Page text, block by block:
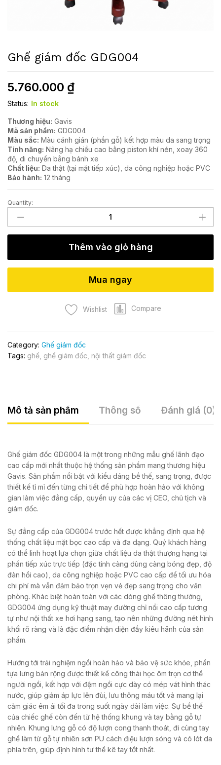
Ghế giám đốc GDG004
5.760.000 ₫
Status: In stock
Thương hiệu: Gavis
Mã sản phẩm: GDG004
Màu sắc: Màu cánh gián (phần gỗ) kết hợp màu da sang trọng
Tính năng: Nâng hạ chiều cao bằng piston khí nén, xoay 360
độ, di chuyển bằng bánh xe
Chất liệu: Da thật (tại mặt tiếp xúc), da công nghiệp hoặc PVC
Bảo hành: 12 tháng
Ghế
giám
đốc
GDG004
Quantity:
Thêm vào giỏ hàng
Wishlist Compare
Mua ngay
Category: Ghế giám đốc
Tags: ghế ghế giám đốc nội thất giám đốc
Mô tả sản phẩm Thông số Đánh giá (0)
Ghế giám đốc GDG004 là một trong những mẫu ghế lãnh đạo
cao cấp mới nhất thuộc hệ thống sản phẩm mang thương hiệu
Gavis. Sản phẩm nổi bật với kiểu dáng bề thế, sang trọng, được
thiết kế tỉ mỉ đến từng chi tiết để phù hợp hoàn hảo với không
gian làm việc đẳng cấp, quyền uy của các vị CEO, chủ tịch và
giám đốc.
Sự đẳng cấp của GDG004 trước hết được khẳng định qua hệ
thống chất liệu mặt bọc cao cấp và đa dạng. Quý khách hàng
có thể linh hoạt lựa chọn giữa chất liệu da thật thượng hạng tại
phần tiếp xúc trực tiếp (đặc tính càng dùng càng bóng đẹp, độ
đàn hồi cao), da công nghiệp hoặc PVC cao cấp để tối ưu hóa
chi phí mà vẫn đảm bảo trọn vẹn vẻ đẹp sang trọng cho văn
phòng. Khác biệt hoàn toàn với các dòng ghế thông thường,
GDG004 ứng dụng kỹ thuật may đường chỉ nổi cao cấp tương
tự như nội thất xe hơi hạng sang, tạo nên những đường nét hình
khối rõ ràng và là đặc điểm nhận diện đầy kiêu hãnh của sản
phẩm.
Hướng tới trải nghiệm ngồi hoàn hảo và bảo vệ sức khỏe, phần
tựa lưng bản rộng được thiết kế công thái học ôm trọn cơ thể
người ngồi, kết hợp với đệm ngồi cực dày có mép vát hình thác
nước, giúp giảm áp lực lên đùi, lưu thông máu tốt và mang lại
cảm giác êm ái tối đa trong suốt ngày dài làm việc. Sự bề thế
của chiếc ghế còn đến từ hệ thống khung và tay bằng gỗ tự
nhiên. Khung lưng gỗ có độ lượn cong thanh thoát, đi cùng tay
ghế làm từ gỗ tự nhiên sơn PU cách điệu lượn sóng và có lót da
phía trên, giúp định hình tư thế kê tay tốt nhất.